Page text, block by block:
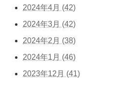
2024年4月 (42)
2024年3月 (42)
2024年2月 (38)
2024年1月 (46)
2023年12月 (41)